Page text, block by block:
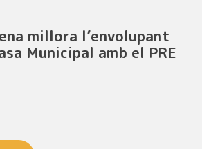
millora l’envolupant
Municipal amb el PRE